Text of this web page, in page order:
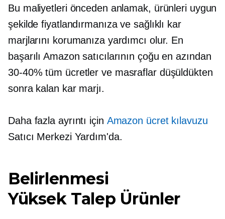
Bu maliyetleri önceden anlamak, ürünleri uygun
şekilde fiyatlandırmanıza ve sağlıklı kar
marjlarını korumanıza yardımcı olur. En
başarılı Amazon satıcılarının çoğu en azından
30-40% tüm ücretler ve masraflar düşüldükten
sonra kalan kar marjı.
Daha fazla ayrıntı için Amazon ücret kılavuzu
Satıcı Merkezi Yardım'da.
Belirlenmesi
Yüksek Talep Ürünler